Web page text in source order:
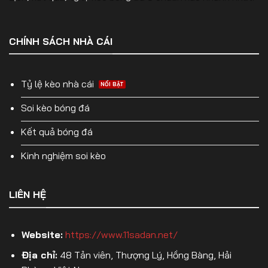
CHÍNH SÁCH NHÀ CÁI
Tỷ lệ kèo nhà cái
Soi kèo bóng đá
Kết quả bóng đá
Kinh nghiệm soi kèo
LIÊN HỆ
Website: https://www.11sadan.net/
Địa chỉ:48 Tản viên, Thượng Lý, Hồng Bàng, Hải